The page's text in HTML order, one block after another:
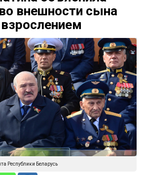
внешности сына
Республики Беларусь